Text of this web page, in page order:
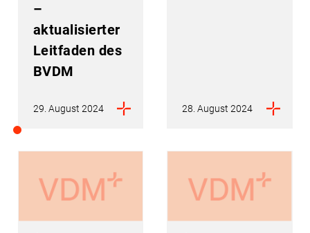
–
aktualisierter
Leitfaden des
BVDM
29. August 2024 28. August 2024